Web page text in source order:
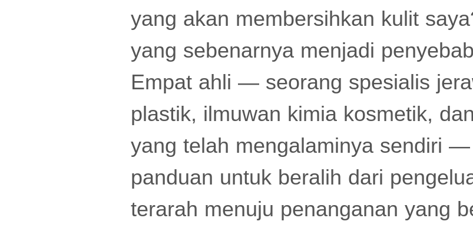
yang akan membersihkan kulit
yang sebenarnya menjadi
Empat ahli — seorang spesialis
plastik, ilmuwan kimia kosmetik,
yang telah mengalaminya sendiri
panduan untuk beralih dari
terarah menuju penanganan yang